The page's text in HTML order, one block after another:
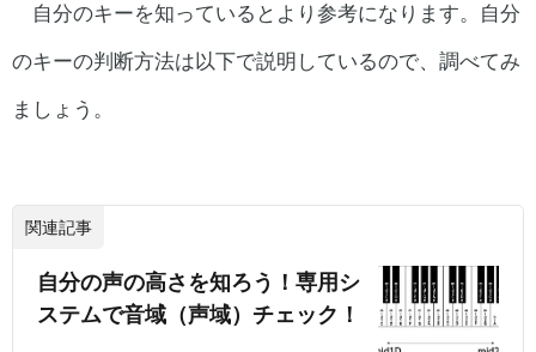
自分のキーを知っているとより参考になります。自分
のキーの判断方法は以下で説明しているので、調べてみ
ましょう。
関連記事
自分の声の高さを知ろう！専用シ
ステムで音域（声域）チェック！